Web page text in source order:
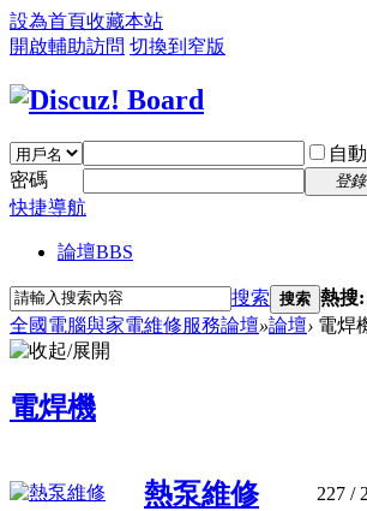
設為首頁收藏本站
開啟輔助訪問 切換到窄版
自
密碼
登錄
快捷導航
論壇BBS
搜索 搜索 熱搜:
全國電腦與家電維修服務論壇»論壇› 電焊
電焊機
熱泵維修 227 /